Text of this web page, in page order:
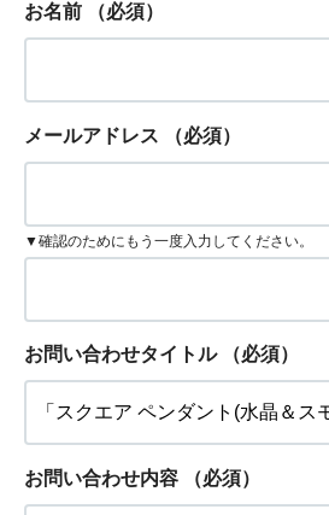
お名前 （必須）
メールアドレス （必須）
▼確認のためにもう一度入力してください。
お問い合わせタイトル （必須）
お問い合わせ内容 （必須）